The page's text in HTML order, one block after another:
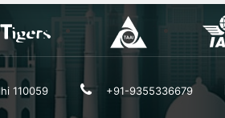
110059 +91-9355336679